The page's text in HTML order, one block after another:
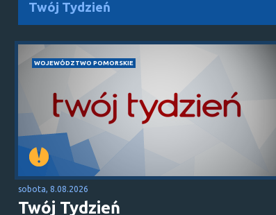
Twój Tydzień
WOJEWÓDZTWO POMORSKIE
sobota, 8.08.2026
Twój Tydzień